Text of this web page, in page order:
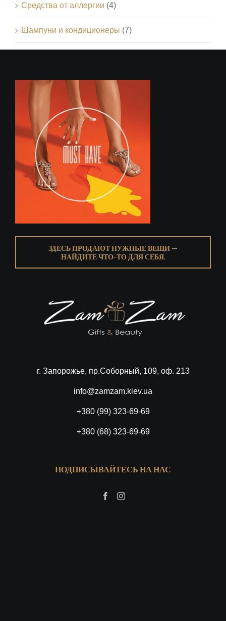
Средства от аллергии (4)
Шампуни и кондиционеры (7)
ЗДЕСЬ ПРОДАЮТ НУЖНЫЕ ВЕЩИ —
НАЙДИТЕ ЧТО-ТО ДЛЯ СЕБЯ.
г. Запорожье, пр.Соборный, 109, оф. 213
info@zamzam.kiev.ua
+380 (99) 323-69-69
+380 (68) 323-69-69
ПОДПИСЫВАЙТЕСЬ НА НАС